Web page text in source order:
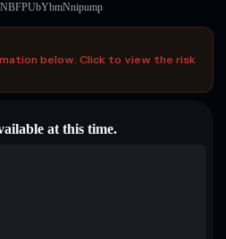
below. Click to view the risk
at this time.